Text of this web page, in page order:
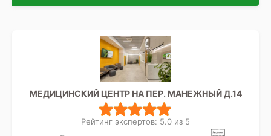
МЕДИЦИНСКИЙ ЦЕНТР НА ПЕР. МАНЕЖНЫЙ Д.14
Рейтинг экспертов: 5.0 из 5